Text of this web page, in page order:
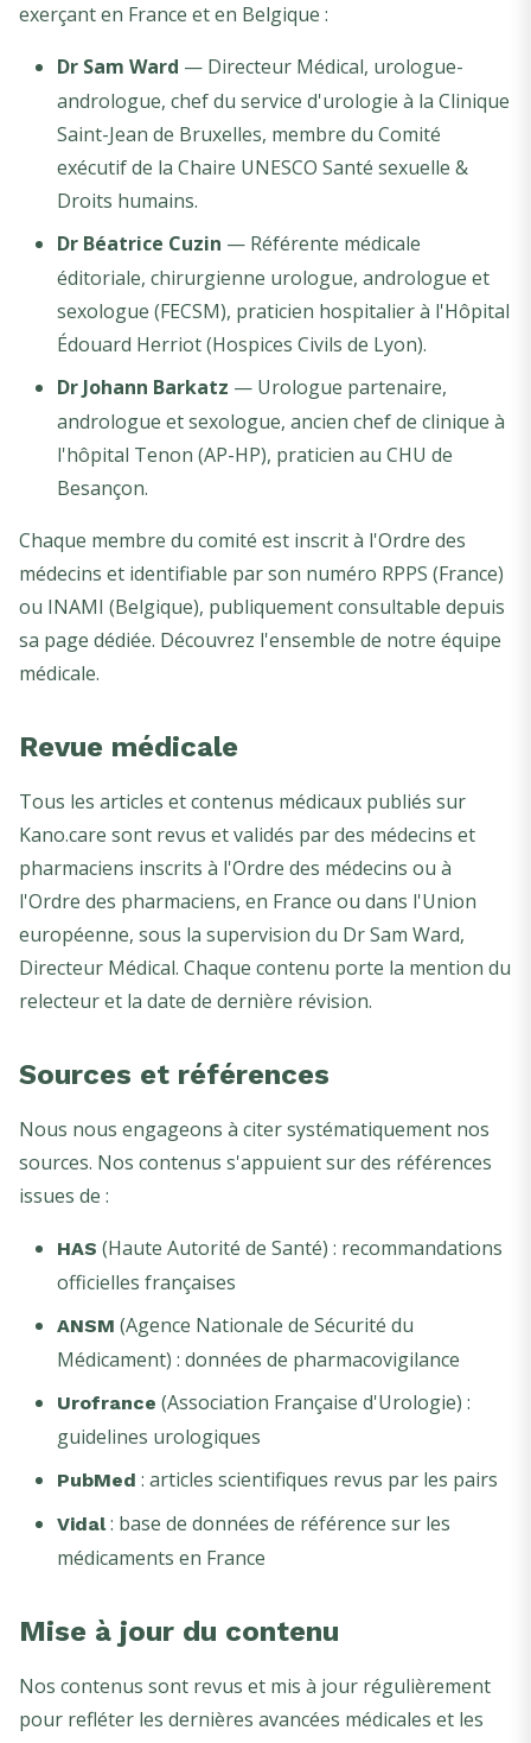
exerçant en France et en Belgique :
Dr Sam Ward — Directeur Médical, urologue-
andrologue, chef du service d'urologie à la Clinique
Saint-Jean de Bruxelles, membre du Comité
exécutif de la Chaire UNESCO Santé sexuelle &
Droits humains.
Dr Béatrice Cuzin — Référente médicale
éditoriale, chirurgienne urologue, andrologue et
sexologue (FECSM), praticien hospitalier à l'Hôpital
Édouard Herriot (Hospices Civils de Lyon).
Dr Johann Barkatz — Urologue partenaire,
andrologue et sexologue, ancien chef de clinique à
l'hôpital Tenon (AP-HP), praticien au CHU de
Besançon.
Chaque membre du comité est inscrit à l'Ordre des
médecins et identifiable par son numéro RPPS (France)
ou INAMI (Belgique), publiquement consultable depuis
sa page dédiée. Découvrez l'ensemble de notre équipe
médicale.
Revue médicale
Tous les articles et contenus médicaux publiés sur
Kano.care sont revus et validés par des médecins et
pharmaciens inscrits à l'Ordre des médecins ou à
l'Ordre des pharmaciens, en France ou dans l'Union
européenne, sous la supervision du Dr Sam Ward,
Directeur Médical. Chaque contenu porte la mention du
relecteur et la date de dernière révision.
Sources et références
Nous nous engageons à citer systématiquement nos
sources. Nos contenus s'appuient sur des références
issues de :
HAS (Haute Autorité de Santé) : recommandations
officielles françaises
ANSM (Agence Nationale de Sécurité du
Médicament) : données de pharmacovigilance
Urofrance (Association Française d'Urologie) :
guidelines urologiques
PubMed : articles scientifiques revus par les pairs
Vidal: base de données de référence sur les
médicaments en France
Mise à jour du contenu
Nos contenus sont revus et mis à jour régulièrement
pour refléter les dernières avancées médicales et les